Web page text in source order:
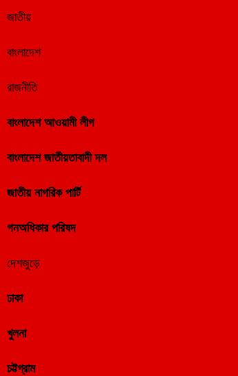
জাতীয়
বাংলাদেশ
রাজনীতি
বাংলাদেশ আওয়ামী লীগ
বাংলাদেশ জাতীয়তাবাদী দল
জাতীয় নাগরিক পার্টি
গনঅধিকার পরিষদ
দেশজুড়ে
ঢাকা
খুলনা
চট্টগ্রাম